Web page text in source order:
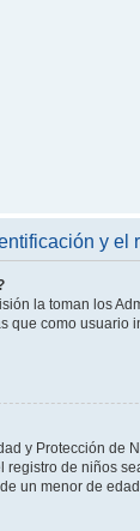
y el
la toman los
que como usuario
y Protección
registro de niños
un menor de